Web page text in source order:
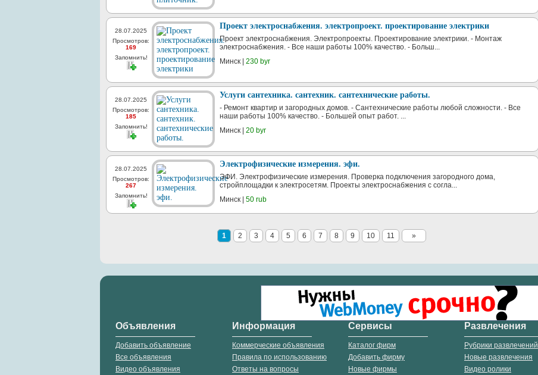
28.07.2025
Просмотров:
169
Запомнить!
Проект электроснабжения. электропроект. проектирование электрики
Проект электроснабжения. Электропроекты. Проектирование электрики. - Монтаж
электроснабжения. - Все наши работы 100% качество. - Больш...
Минск | 230 byr
28.07.2025
Просмотров:
185
Запомнить!
Услуги сантехника. сантехник. сантехнические работы.
- Ремонт квартир и загородных домов. - Сантехнические работы любой сложности. - Все
наши работы 100% качество. - Большей опыт работ. ...
Минск | 20 byr
28.07.2025
Просмотров:
267
Запомнить!
Электрофизические измерения. эфи.
ЭФИ. Электрофизические измерения. Проверка подключения загородного дома,
стройплощадки к электросетям. Проекты электроснабжения с согла...
Минск | 50 rub
1 2 3 4 5 6 7 8 9 10 11 »
Объявления
Добавить объявление
Все объявления
Видео объявления
Информация
Коммерческие объявления
Правила по использованию
Ответы на вопросы
Сервисы
Каталог фирм
Добавить фирму
Новые фирмы
Развлечения
Рубрики развлечений
Новые развлечения
Видео ролики